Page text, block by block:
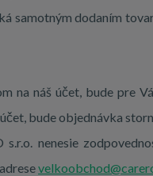
samotným dodaním
na náš účet, bude pre
bude objednávka
nenesie